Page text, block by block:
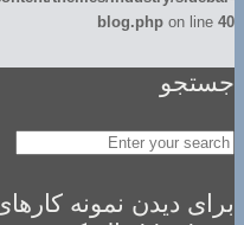
blog.php on line 40
جستجو
برای دیدن نمونه